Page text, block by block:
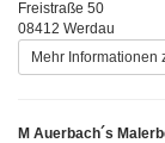
Freistraße 50
08412 Werdau
Mehr Informationen
M Auerbach´s